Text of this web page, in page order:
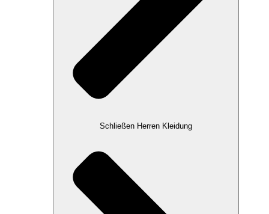
Schließen Herren Kleidung